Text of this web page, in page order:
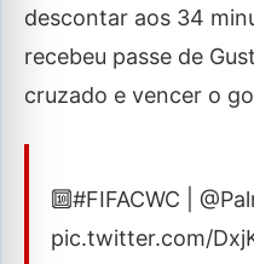
descontar aos 34
recebeu passe de
cruzado e vencer o
🔟#FIFACWC |
pic.twitter.com/